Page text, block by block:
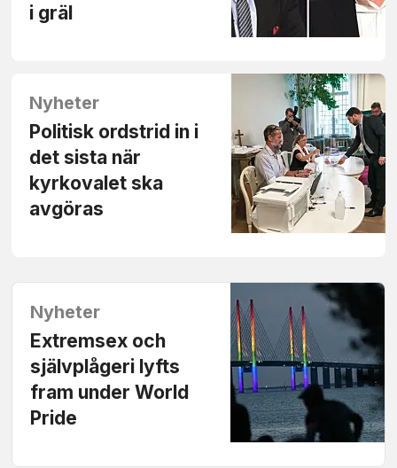
i gräl
Nyheter
Politisk ordstrid in i
det sista när
kyrkovalet ska
avgöras
Nyheter
Extremsex och
självplågeri lyfts
fram under World
Pride